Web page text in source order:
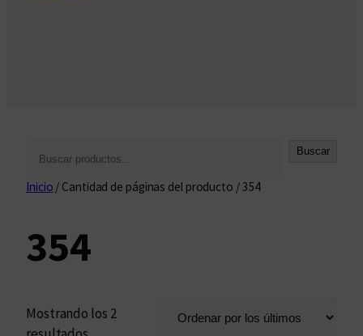
s
a
r
Buscar
Inicio / Cantidad de páginas del producto / 354
354
Mostrando los 2